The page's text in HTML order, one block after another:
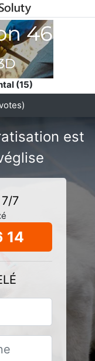
(15)
est
7
14